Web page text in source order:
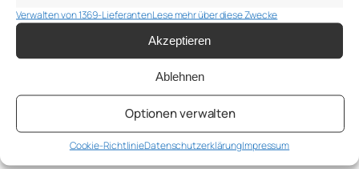
Verwalten von 1369-LieferantenLese mehr über diese Zwecke
Akzeptieren
Ablehnen
Optionen verwalten
Cookie-RichtlinieDatenschutzerklärungImpressum
Psychologie,
Personalentwicklung,
psychologische Beratung –
Hilfreiche Gedanken, Ideen,
Links, Bücher und Modelle des
Jahres 2025 von Anton
Samsonov
Januar